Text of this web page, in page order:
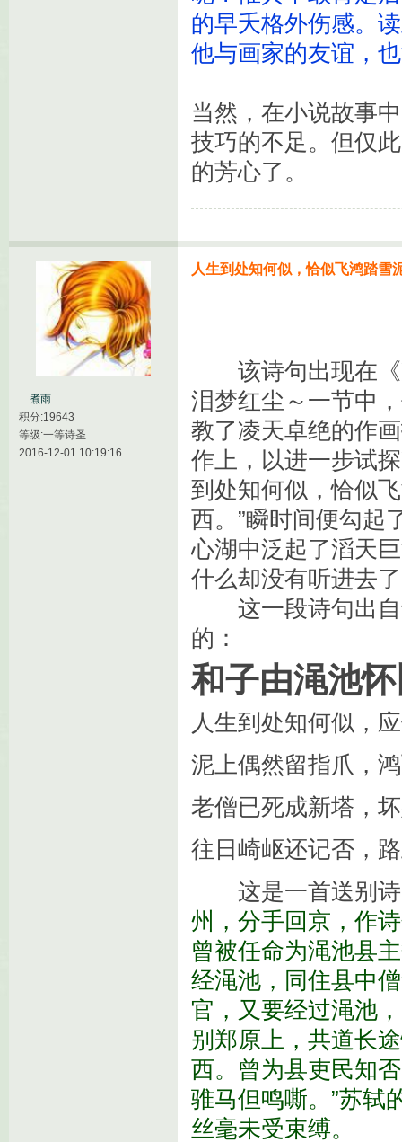
的早夭格外伤感。
他与画家的友谊，
当然，在小说故事
技巧的不足。但仅
的芳心了。
煮雨
积分:19643
等级:一等诗圣
2016-12-01 10:19:16
人生到处知何似，恰似飞鸿踏雪
该诗句出现在
泪梦红尘～一节中
教了凌天卓绝的作
作上，以进一步试
到处知何似，恰似
西。”瞬时间便勾起
心湖中泛起了滔天
什么却没有听进去
这一段诗句出
的：
和子由渑池
人生到处知何似，
泥上偶然留指爪，
老僧已死成新塔，
往日崎岖还记否，
这是一首送别
州，分手回京，作诗
曾被任命为渑池县
经渑池，同住县中
官，又要经过渑池
别郑原上，共道长
西。曾为县吏民知
骓马但鸣嘶。”苏轼
丝毫未受束缚。